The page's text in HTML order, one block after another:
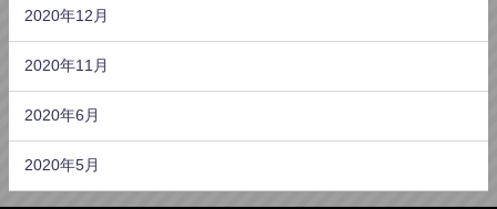
2020年12月
2020年11月
2020年6月
2020年5月